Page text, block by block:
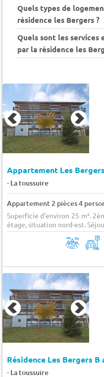
Quels types de
résidence les Bergers ?
Quels sont les services
par la résidence les
Appartement Les
- La toussuire
Appartement 2 pièces 4
Superficie d'environ 25 m².
étage, situation nord-est.
Résidence Les Bergers
- La toussuire